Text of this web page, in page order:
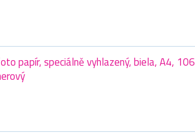
papír, speciálně vyhlazený, biela, A4, 106